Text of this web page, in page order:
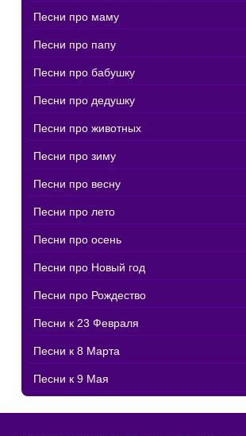
Песни про маму
Песни про папу
Песни про бабушку
Песни про дедушку
Песни про животных
Песни про зиму
Песни про весну
Песни про лето
Песни про осень
Песни про Новый год
Песни про Рождество
Песни к 23 Февраля
Песни к 8 Марта
Песни к 9 Мая